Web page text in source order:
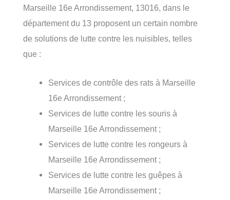
Marseille 16e Arrondissement, 13016, dans le
département du 13 proposent un certain nombre
de solutions de lutte contre les nuisibles, telles
que :
Services de contrôle des rats à Marseille
16e Arrondissement ;
Services de lutte contre les souris à
Marseille 16e Arrondissement ;
Services de lutte contre les rongeurs à
Marseille 16e Arrondissement ;
Services de lutte contre les guêpes à
Marseille 16e Arrondissement ;